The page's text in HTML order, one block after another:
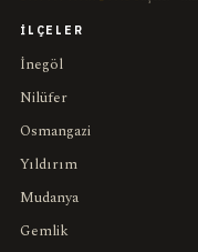
İLÇELER
İnegöl
Nilüfer
Osmangazi
Yıldırım
Mudanya
Gemlik